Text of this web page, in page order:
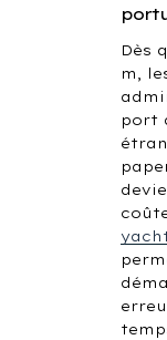
Dès
m,
port